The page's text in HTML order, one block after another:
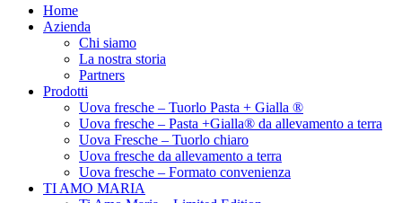
Skip
Home
Azienda
Chi siamo
La nostra storia
Partners
Prodotti
Uova fresche – Tuorlo Pasta + Gialla ®
Uova fresche – Pasta +Gialla® da allevamento a terra
Uova Fresche – Tuorlo chiaro
Uova fresche da allevamento a terra
Uova fresche – Formato convenienza
TI AMO MARIA